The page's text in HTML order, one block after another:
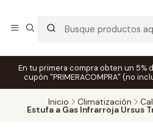
En tu primera compra obten un 5%
cupón "PRIMERACOMPRA" (no
Inicio Climatización
Estufa a Gas Infrarroja Ursus